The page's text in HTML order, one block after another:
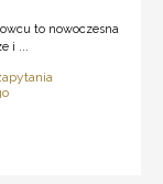
to nowoczesna
i ...